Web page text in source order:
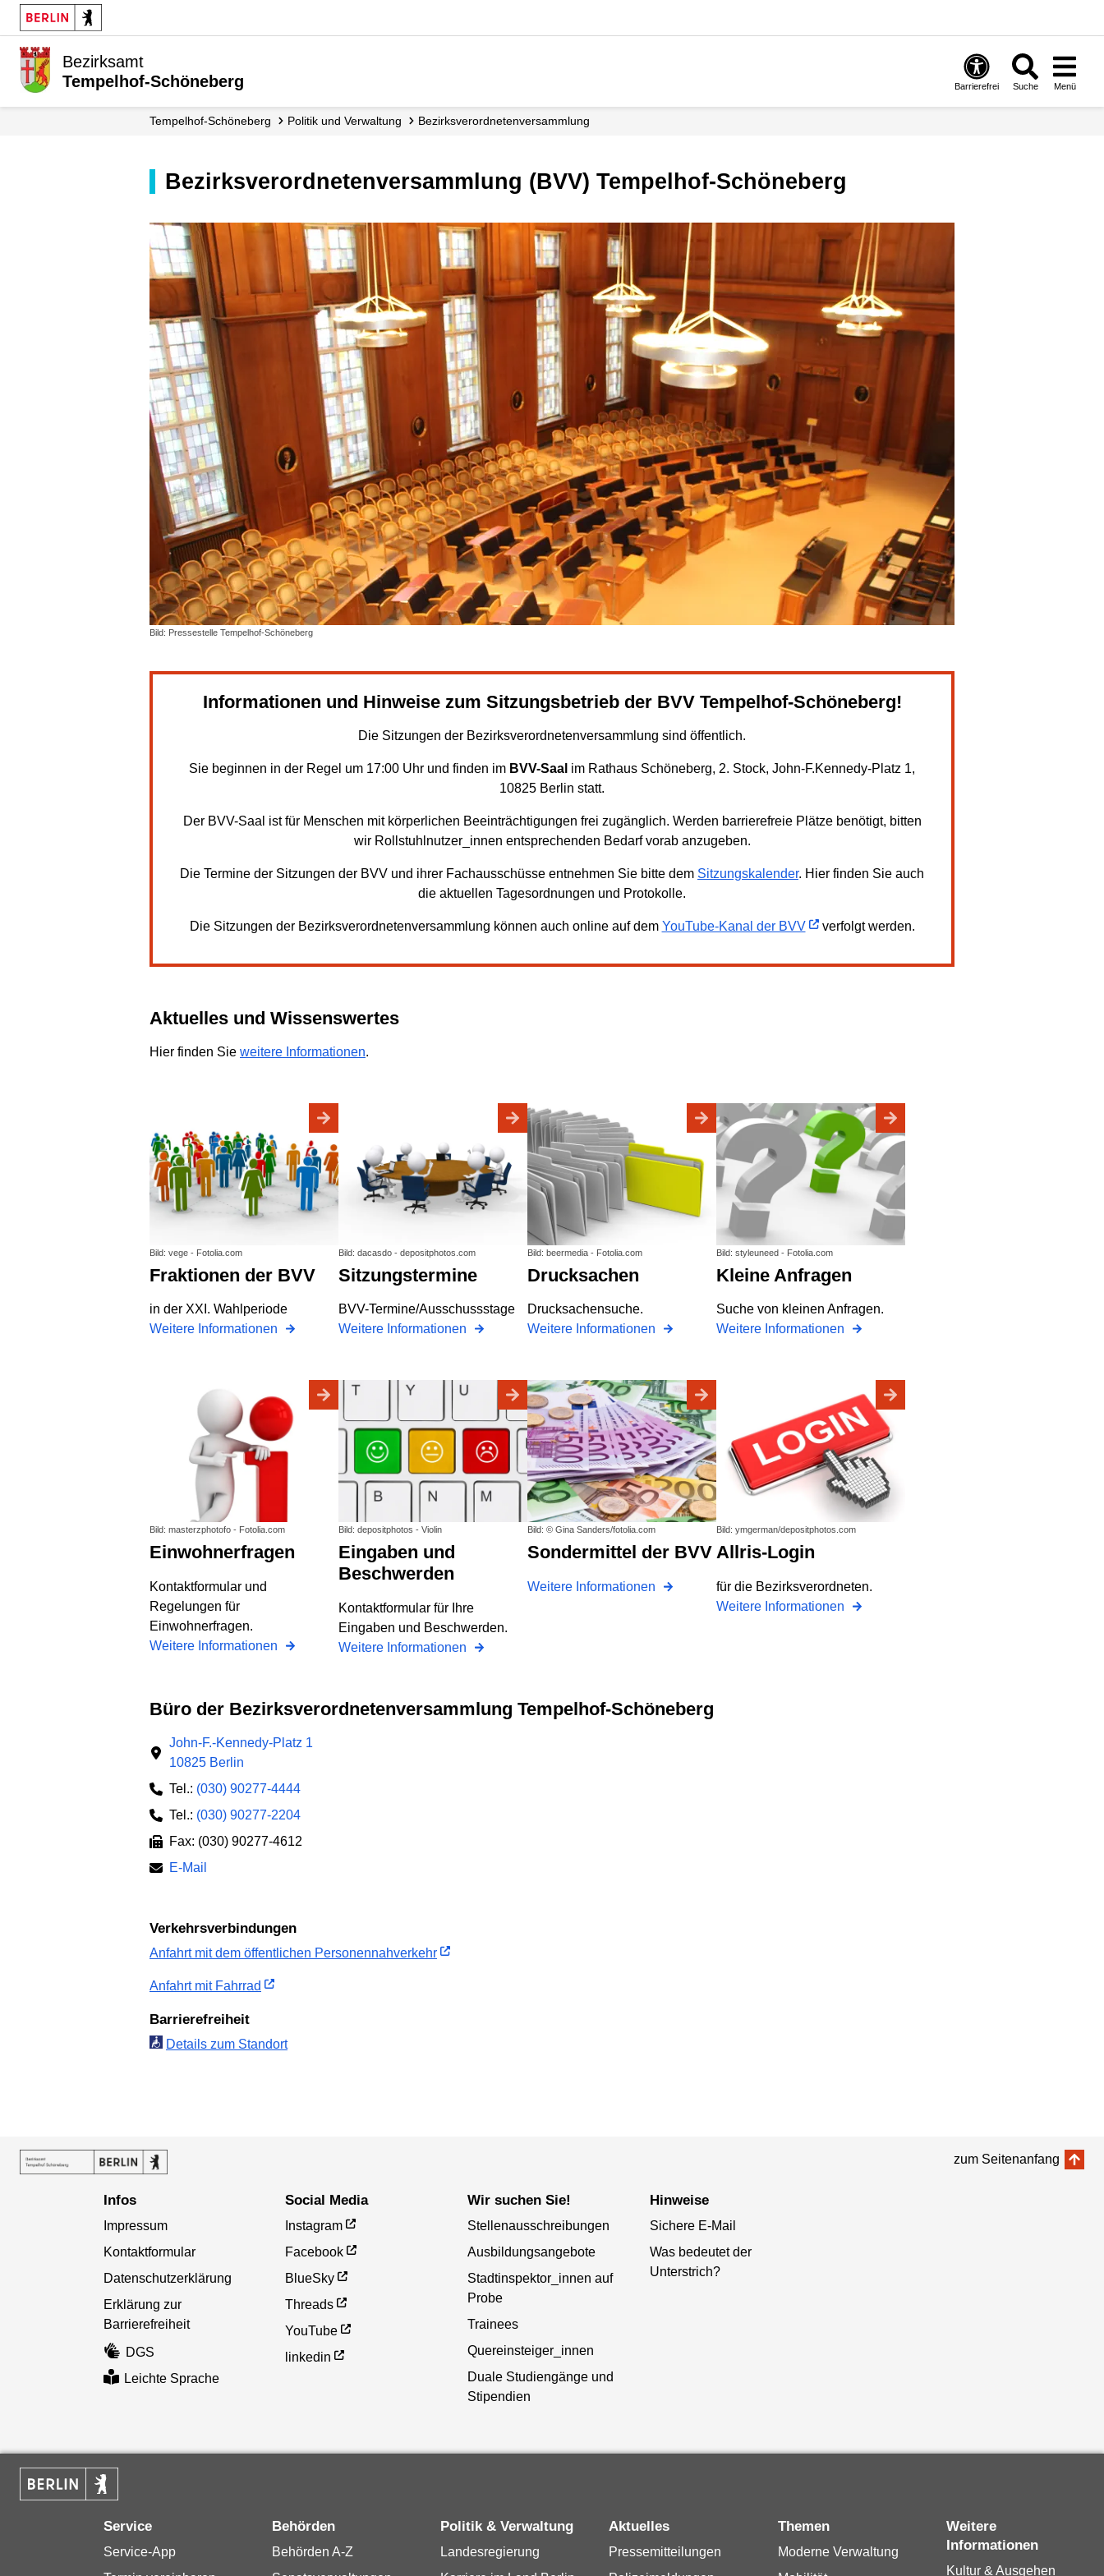
Bezirksamt
Tempelhof-Schöneberg
Barrierefrei Suche Menü
Tempelhof-Schöneberg Politik und Verwaltung Bezirks­verordneten­versammlung
Bezirksverordneten­versammlung (BVV) Tempelhof-Schöneberg
Bild: Pressestelle Tempelhof-Schöneberg
Informationen und Hinweise zum Sitzungsbetrieb der BVV Tempelhof-Schöneberg!
Die Sitzungen der Bezirksverordnetenversammlung sind öffentlich.
Sie beginnen in der Regel um 17:00 Uhr und finden im BVV-Saal im Rathaus Schöneberg, 2. Stock, John-F.Kennedy-Platz 1,
10825 Berlin statt.
Der BVV-Saal ist für Menschen mit körperlichen Beeinträchtigungen frei zugänglich. Werden barrierefreie Plätze benötigt, bitten
wir Rollstuhlnutzer_innen entsprechenden Bedarf vorab anzugeben.
Die Termine der Sitzungen der BVV und ihrer Fachausschüsse entnehmen Sie bitte dem Sitzungskalender. Hier finden Sie auch
die aktuellen Tagesordnungen und Protokolle.
Die Sitzungen der Bezirksverordnetenversammlung können auch online auf dem YouTube-Kanal der BVV verfolgt werden.
Aktuelles und Wissenswertes
Hier finden Sie weitere Informationen.
Bild: vege - Fotolia.com
Fraktionen der BVV
in der XXI. Wahlperiode
Weitere Informationen
Bild: dacasdo - depositphotos.com
Sitzungstermine
BVV-Termine/Ausschussstage
Weitere Informationen
Bild: beermedia - Fotolia.com
Drucksachen
Drucksachensuche.
Weitere Informationen
Bild: styleuneed - Fotolia.com
Kleine Anfragen
Suche von kleinen Anfragen.
Weitere Informationen
Bild: masterzphotofo - Fotolia.com
Einwohnerfragen
Kontaktformular und
Regelungen für
Einwohnerfragen.
Weitere Informationen
Bild: depositphotos - Violin
Eingaben und
Beschwerden
Kontaktformular für Ihre
Eingaben und Beschwerden.
Weitere Informationen
Bild: © Gina Sanders/fotolia.com
Sondermittel der BVV
Weitere Informationen
Bild: ymgerman/depositphotos.com
Allris-Login
für die Bezirksverordneten.
Weitere Informationen
Büro der Bezirksverordnetenversammlung Tempelhof-Schöneberg
John-F.-Kennedy-Platz 1
10825 Berlin
Tel.: (030) 90277-4444
Tel.: (030) 90277-2204
Fax: (030) 90277-4612
E-Mail
Verkehrs­verbindungen
Anfahrt mit dem öffent­lichen Personen­nah­verkehr
Anfahrt mit Fahrrad
Barriere­freiheit
Details zum Standort
zum Seitenanfang
Infos
Impressum
Kontaktformular
Datenschutzerklärung
Erklärung zur
Barrierefreiheit
DGS
Leichte Sprache
Social Media
Instagram
Facebook
BlueSky
Threads
YouTube
linkedin
Wir suchen Sie!
Stellenausschreibungen
Ausbildungsangebote
Stadtinspektor_innen auf
Probe
Trainees
Quereinsteiger_innen
Duale Studiengänge und
Stipendien
Hinweise
Sichere E-Mail
Was bedeutet der
Unterstrich?
Service
Service-App
Behörden
Behörden A-Z
Politik & Verwaltung
Landesregierung
Aktuelles
Pressemitteilungen
Themen
Moderne Verwaltung
Weitere
Informationen
Kultur & Ausgehen